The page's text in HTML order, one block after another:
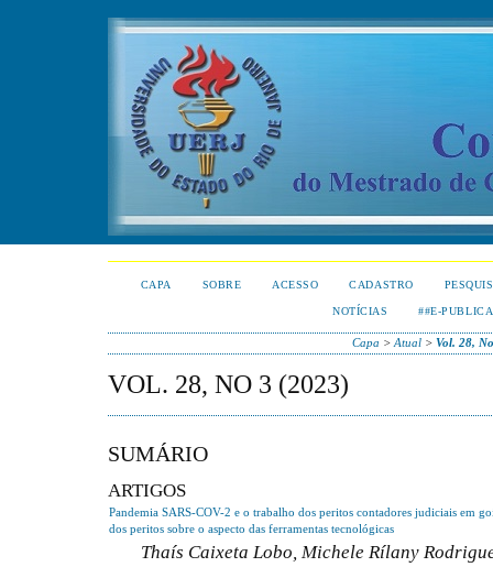
CAPA SOBRE ACESSO CADASTRO
NOTÍCIAS ##E-
Capa >Atual >Vol. 28,
VOL. 28, NO 3 (2023)
SUMÁRIO
ARTIGOS
Pandemia SARS-COV-2 e o trabalho dos peritos contadores judiciais em
dos peritos sobre o aspecto das ferramentas tecnológicas
Thaís Caixeta Lobo, Michele Rílany